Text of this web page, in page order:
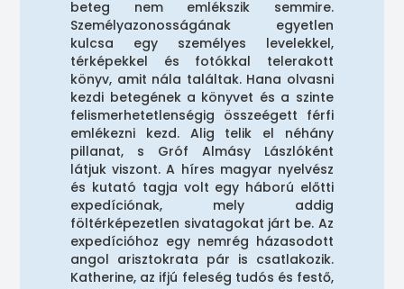
beteg nem emlékszik semmire.
Személyazonosságának egyetlen
kulcsa egy személyes levelekkel,
térképekkel és fotókkal telerakott
könyv, amit nála találtak. Hana olvasni
kezdi betegének a könyvet és a szinte
felismerhetetlenségig összeégett férfi
emlékezni kezd. Alig telik el néhány
pillanat, s Gróf Almásy Lászlóként
látjuk viszont. A híres magyar nyelvész
és kutató tagja volt egy háború előtti
expedíciónak, mely addig
föltérképezetlen sivatagokat járt be. Az
expedícióhoz egy nemrég házasodott
angol arisztokrata pár is csatlakozik.
Katherine, az ifjú feleség tudós és festő,